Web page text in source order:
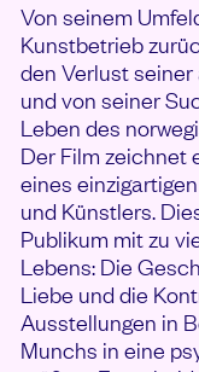
Von seinem
Kunstbetrieb
den Verlust
und von seiner
Leben des
Der Film zeichnet
eines
und Künstlers.
Publikum mit zu
Lebens: Die
Liebe und die
Ausstellungen in
Munchs in eine